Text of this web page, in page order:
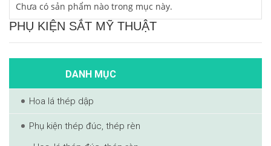
Chưa có sản phẩm nào trong mục này.
PHỤ KIỆN SẮT MỸ THUẬT
DANH MỤC
Hoa lá thép dập
Phụ kiện thép đúc, thép rèn